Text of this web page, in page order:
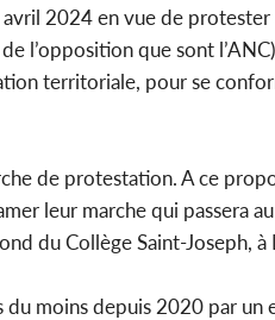
2024 en vue de
l’opposition que sont
territoriale, pour se
de protestation. A ce
leur marche qui passera
du Collège Saint-Joseph, à
moins depuis 2020 par